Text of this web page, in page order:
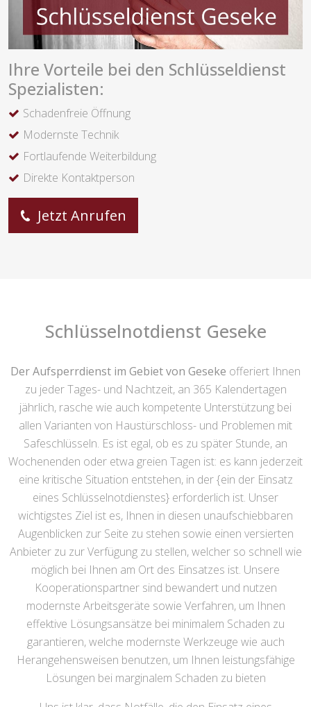
Ihre Vorteile bei den Schlüsseldienst
Spezialisten:
Schadenfreie Öffnung
Modernste Technik
Fortlaufende Weiterbildung
Direkte Kontaktperson
Jetzt Anrufen
Schlüsselnotdienst Geseke
Der Aufsperrdienst im Gebiet von Geseke offeriert Ihnen
zu jeder Tages- und Nachtzeit, an 365 Kalendertagen
jährlich, rasche wie auch kompetente Unterstützung bei
allen Varianten von Haustürschloss- und Problemen mit
Safeschlüsseln. Es ist egal, ob es zu später Stunde, an
Wochenenden oder etwa greien Tagen ist: es kann jederzeit
eine kritische Situation entstehen, in der {ein der Einsatz
eines Schlüsselnotdienstes} erforderlich ist. Unser
wichtigstes Ziel ist es, Ihnen in diesen unaufschiebbaren
Augenblicken zur Seite zu stehen sowie einen versierten
Anbieter zu zur Verfügung zu stellen, welcher so schnell wie
möglich bei Ihnen am Ort des Einsatzes ist. Unsere
Kooperationspartner sind bewandert und nutzen
modernste Arbeitsgeräte sowie Verfahren, um Ihnen
effektive Lösungsansätze bei minimalem Schaden zu
garantieren, welche modernste Werkzeuge wie auch
Herangehensweisen benutzen, um Ihnen leistungsfähige
Lösungen bei marginalem Schaden zu bieten